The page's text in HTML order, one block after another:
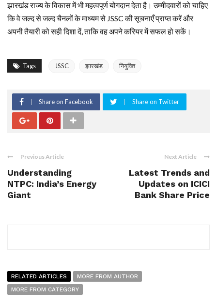
झारखंड राज्य के विकास में भी महत्वपूर्ण योगदान देता है। उम्मीदवारों को चाहिए
कि वे जल्द से जल्द चैनलों के माध्यम से JSSC की सूचनाएँ प्राप्त करें और
अपनी तैयारी को सही दिशा दें, ताकि वह अपने करियर में सफल हो सकें।
Tags JSSC झारखंड नियुक्ति
Share on Facebook Share on Twitter
Previous Article
Understanding
NTPC: India’s Energy
Giant
Next Article
Latest Trends and
Updates on ICICI
Bank Share Price
RELATED ARTICLES
MORE FROM AUTHOR
MORE FROM CATEGORY